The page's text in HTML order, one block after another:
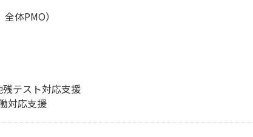
体PMO）
残テスト対応支援
対応支援